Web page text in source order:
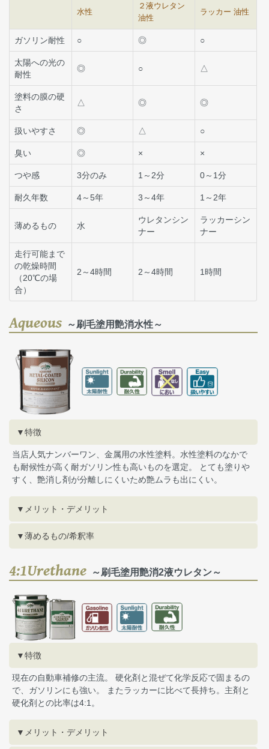
水性
２液ウレタン
油性
ラッカー 油性
ガソリン耐性 ○ ◎ ○
太陽への光の
耐性
◎ ○ △
塗料の膜の硬
さ
△ ◎ ◎
扱いやすさ ◎ △ ○
臭い ◎ × ×
つや感 3分のみ 1～2分 0～1分
耐久年数 4～5年 3～4年 1～2年
薄めるもの 水
ウレタンシン
ナー
ラッカーシン
ナー
走行可能まで
の乾燥時間
（20℃の場
合）
2～4時間 2～4時間 1時間
Aqueous ～刷毛塗用艶消水性～
▼特徴
当店人気ナンバーワン、金属用の水性塗料。水性塗料のなかで
も耐候性が高く耐ガソリン性も高いものを選定。 とても塗りや
すく、艶消し剤が分離しにくいため艶ムラも出にくい。
▼メリット・デメリット
▼薄めるもの/希釈率
4:1Urethane ～刷毛塗用艶消2液ウレタン～
▼特徴
現在の自動車補修の主流。 硬化剤と混ぜて化学反応で固まるの
で、ガソリンにも強い。 またラッカーに比べて長持ち。主剤と
硬化剤との比率は4:1。
▼メリット・デメリット